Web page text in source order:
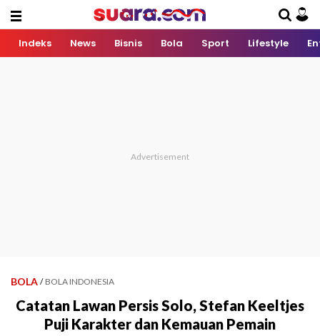
Indeks News Bisnis Bola Sport Lifestyle
BOLA / BOLA INDONESIA
Catatan Lawan Persis Solo, Stefan Keeltjes
Puji Karakter dan Kemauan Pemain